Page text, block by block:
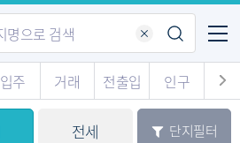
메뉴
입주 거래 전출입
인구
전세 단지필터